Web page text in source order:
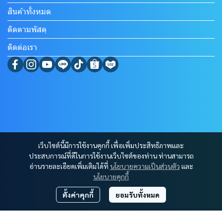
เว็บไซต์นี้มีการใช้งานคุกกี้ เพื่อเพิ่มประสิทธิภาพและ
ประสบการณ์ที่ดีในการใช้งานเว็บไซต์ของท่าน ท่านสามารถ
อ่านรายละเอียดเพิ่มเติมได้ที่ นโยบายความเป็นส่วนตัว และ
นโยบายคุกกี้
ตั้งค่าคุกกี้ ยอมรับทั้งหมด
สินค้าทั้งหมด
ติดตามพัสดุ
ติดต่อเรา